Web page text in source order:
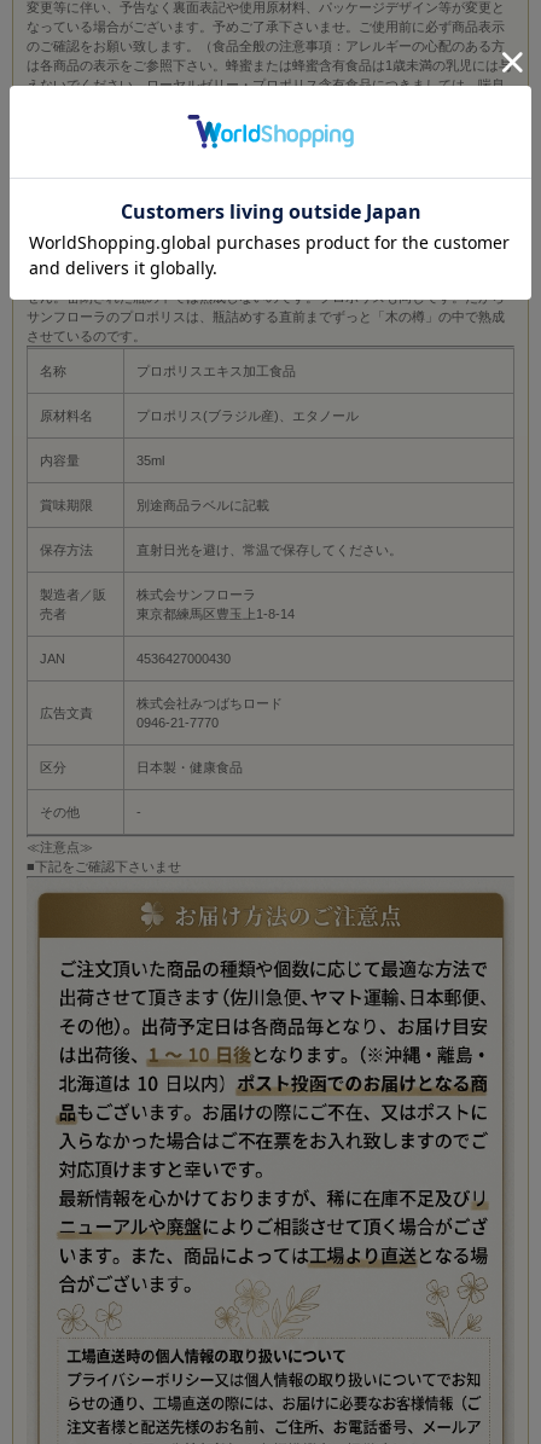
変更等に伴い、予告なく裏面表記や使用原材料、パッケージデザイン等が変更と
なっている場合がございます。予めご了承下さいませ。ご使用前に必ず商品表示
のご確認をお願い致します。（食品全般の注意事項：アレルギーの心配のある方
は各商品の表示をご参照下さい。蜂蜜または蜂蜜含有食品は1歳未満の乳児には与
えないでください。ローヤルゼリー・プロポリス含有食品につきましては、喘息
年以上熟成。濃度も22％と高い。サンフローラ社は高品質なプロポリスをご提供
するために、ブラジル南部産ユーカリ系のプロポリスを取り扱っております。農
箱から採れたプロポリスです。木の樽での熟成といえば、ワインやウイスキーを
力を発揮します。木材を通してするかすかな呼吸、木質に含まれる成分による触
媒で熟成が進み、成分の濃度が増し、味・香りにまろやかさが加わり、かつプロ
ポリス液の粒子が細かくなります。また、ウイスキーの場合もそうであるよう
に、木の樽から出して瓶詰めしたものは、それ以上熟成が進行することはありま
せん。密閉された瓶の中では熟成しないのです。プロポリスも同じです。だから
サンフローラのプロポリスは、瓶詰めする直前までずっと「木の樽」の中で熟成
させているのです。
名称 プロポリスエキス加工食品
原材料名 プロポリス(ブラジル産)、エタノール
内容量 35ml
賞味期限 別途商品ラベルに記載
保存方法 直射日光を避け、常温で保存してください。
製造者／販
売者
株式会サンフローラ
東京都練馬区豊玉上1-8-14
JAN 4536427000430
広告文責
株式会社みつばちロード
0946-21-7770
区分 日本製・健康食品
その他 -
≪注意点≫
■下記をご確認下さいませ